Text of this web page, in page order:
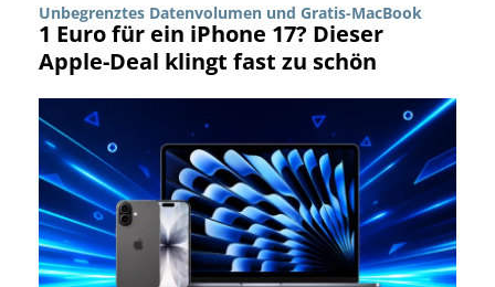
Unbegrenztes Datenvolumen und Gratis-MacBook
1 Euro für ein iPhone 17? Dieser
Apple-Deal klingt fast zu schön